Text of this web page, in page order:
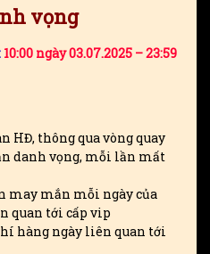
vọng
10:00 ngày 03.07.2025 – 23:59
HĐ, thông qua vòng quay
danh vọng, mỗi lần mất
may mắn mỗi ngày của
quan tới cấp vip
hàng ngày liên quan tới